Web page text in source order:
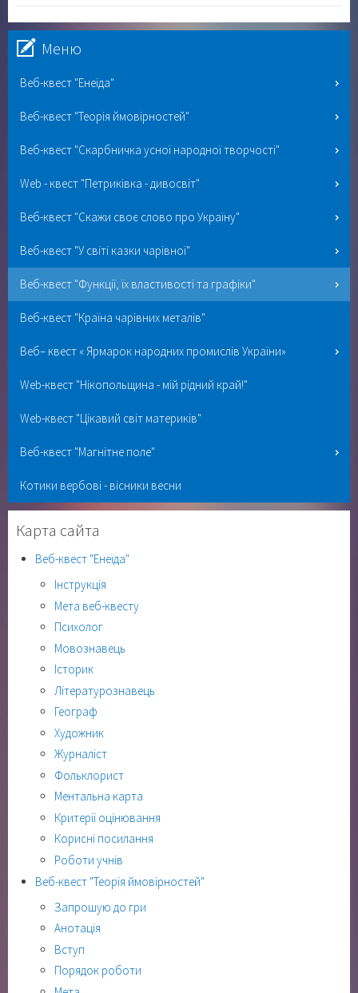
Меню
Веб-квест "Енеїда"
Веб-квест "Теорія ймовірностей"
Веб-квест "Скарбничка усної народної творчості"
Web - квест "Петриківка - дивосвіт"
Веб-квест "Скажи своє слово про Україну"
Веб-квест "У світі казки чарівної"
Веб-квест "Функції, їх властивості та графіки"
Веб-квест "Країна чарівних металів"
Веб– квест « Ярмарок народних промислів України»
Web-квест "Нікопольщина - мій рідний край!"
Web-квест "Цікавий світ материків"
Веб-квест "Магнітне поле"
Котики вербові - вісники весни
Карта сайта
Веб-квест "Енеїда"
Інструкція
Мета веб-квесту
Психолог
Мовознавець
Історик
Літературознавець
Географ
Художник
Журналіст
Фольклорист
Ментальна карта
Критерії оцінювання
Корисні посилання
Роботи учнів
Веб-квест "Теорія ймовірностей"
Запрошую до гри
Анотація
Вступ
Порядок роботи